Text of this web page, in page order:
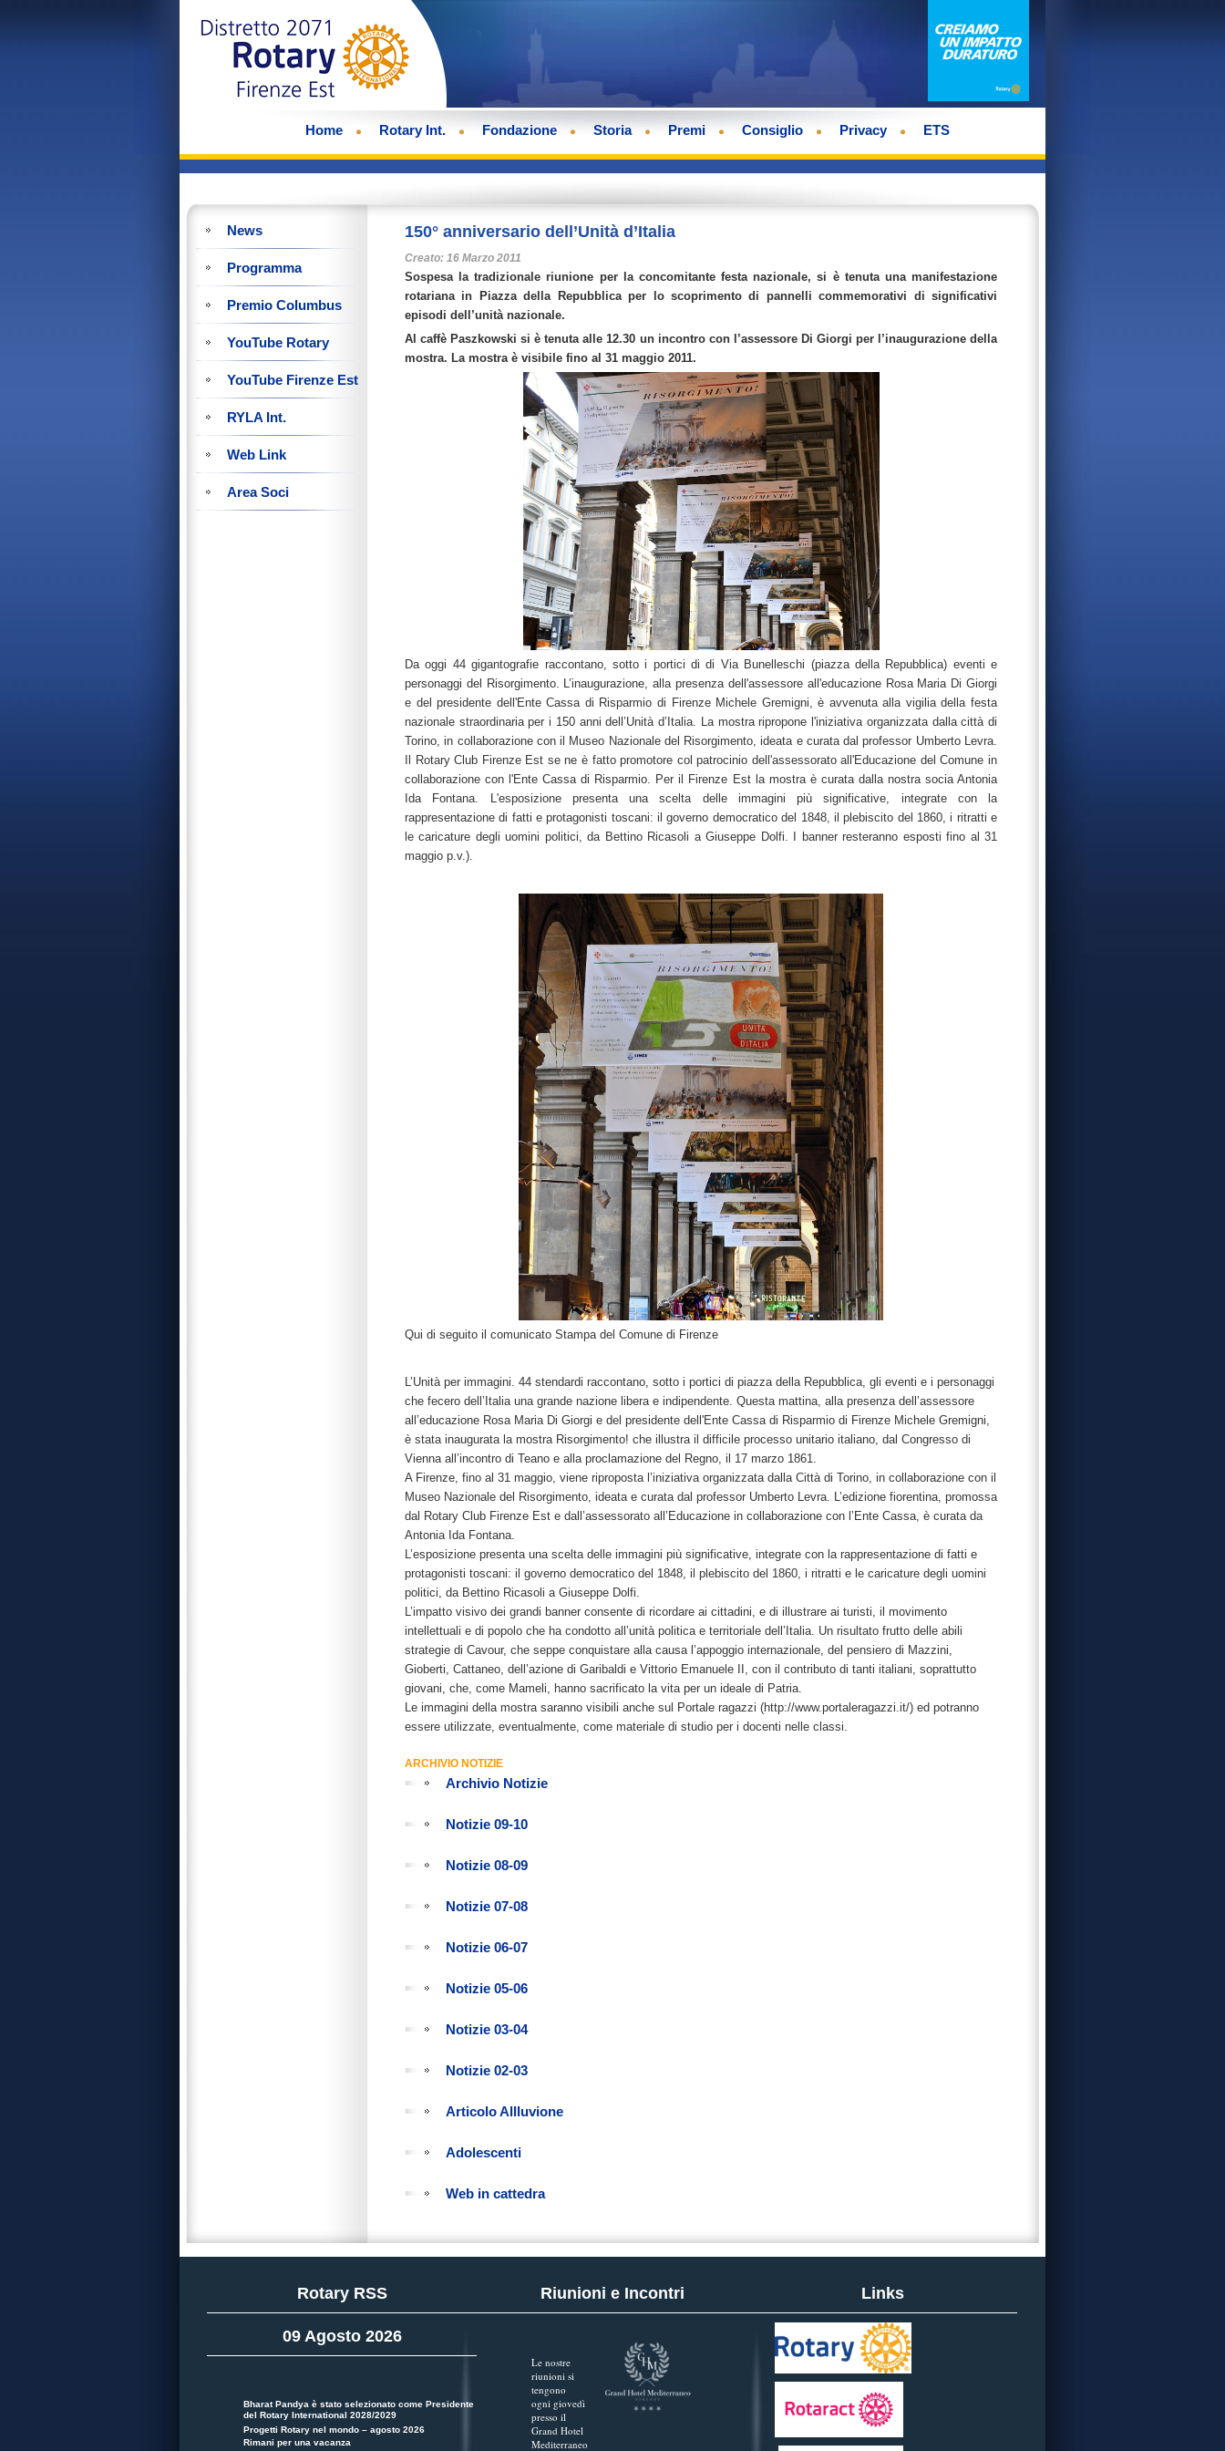
Home Rotary Int. Fondazione Storia Premi Consiglio Privacy ETS
News
Programma
Premio Columbus
YouTube Rotary
YouTube Firenze Est
RYLA Int.
Web Link
Area Soci
150° anniversario dell’Unità d’Italia
Creato: 16 Marzo 2011
Sospesa la tradizionale riunione per la concomitante festa nazionale, si è tenuta una manifestazione
rotariana in Piazza della Repubblica per lo scoprimento di pannelli commemorativi di significativi
episodi dell’unità nazionale.
Al caffè Paszkowski si è tenuta alle 12.30 un incontro con l’assessore Di Giorgi per l’inaugurazione della
mostra. La mostra è visibile fino al 31 maggio 2011.
Da oggi 44 gigantografie raccontano, sotto i portici di di Via Bunelleschi (piazza della Repubblica) eventi e
personaggi del Risorgimento. L’inaugurazione, alla presenza dell'assessore all'educazione Rosa Maria Di Giorgi
e del presidente dell'Ente Cassa di Risparmio di Firenze Michele Gremigni, è avvenuta alla vigilia della festa
nazionale straordinaria per i 150 anni dell’Unità d’Italia. La mostra ripropone l'iniziativa organizzata dalla città di
Torino, in collaborazione con il Museo Nazionale del Risorgimento, ideata e curata dal professor Umberto Levra.
Il Rotary Club Firenze Est se ne è fatto promotore col patrocinio dell'assessorato all'Educazione del Comune in
collaborazione con l'Ente Cassa di Risparmio. Per il Firenze Est la mostra è curata dalla nostra socia Antonia
Ida Fontana. L'esposizione presenta una scelta delle immagini più significative, integrate con la
rappresentazione di fatti e protagonisti toscani: il governo democratico del 1848, il plebiscito del 1860, i ritratti e
le caricature degli uomini politici, da Bettino Ricasoli a Giuseppe Dolfi. I banner resteranno esposti fino al 31
maggio p.v.).
Qui di seguito il comunicato Stampa del Comune di Firenze
L’Unità per immagini. 44 stendardi raccontano, sotto i portici di piazza della Repubblica, gli eventi e i personaggi
che fecero dell’Italia una grande nazione libera e indipendente. Questa mattina, alla presenza dell’assessore
all’educazione Rosa Maria Di Giorgi e del presidente dell'Ente Cassa di Risparmio di Firenze Michele Gremigni,
è stata inaugurata la mostra Risorgimento! che illustra il difficile processo unitario italiano, dal Congresso di
Vienna all’incontro di Teano e alla proclamazione del Regno, il 17 marzo 1861.
A Firenze, fino al 31 maggio, viene riproposta l’iniziativa organizzata dalla Città di Torino, in collaborazione con il
Museo Nazionale del Risorgimento, ideata e curata dal professor Umberto Levra. L’edizione fiorentina, promossa
dal Rotary Club Firenze Est e dall’assessorato all’Educazione in collaborazione con l’Ente Cassa, è curata da
Antonia Ida Fontana.
L’esposizione presenta una scelta delle immagini più significative, integrate con la rappresentazione di fatti e
protagonisti toscani: il governo democratico del 1848, il plebiscito del 1860, i ritratti e le caricature degli uomini
politici, da Bettino Ricasoli a Giuseppe Dolfi.
L’impatto visivo dei grandi banner consente di ricordare ai cittadini, e di illustrare ai turisti, il movimento
intellettuali e di popolo che ha condotto all’unità politica e territoriale dell’Italia. Un risultato frutto delle abili
strategie di Cavour, che seppe conquistare alla causa l’appoggio internazionale, del pensiero di Mazzini,
Gioberti, Cattaneo, dell’azione di Garibaldi e Vittorio Emanuele II, con il contributo di tanti italiani, soprattutto
giovani, che, come Mameli, hanno sacrificato la vita per un ideale di Patria.
Le immagini della mostra saranno visibili anche sul Portale ragazzi (http://www.portaleragazzi.it/) ed potranno
essere utilizzate, eventualmente, come materiale di studio per i docenti nelle classi.
ARCHIVIO NOTIZIE
Archivio Notizie
Notizie 09-10
Notizie 08-09
Notizie 07-08
Notizie 06-07
Notizie 05-06
Notizie 03-04
Notizie 02-03
Articolo Allluvione
Adolescenti
Web in cattedra
Rotary RSS
09 Agosto 2026
Bharat Pandya è stato selezionato come Presidente
del Rotary International 2028/2029
Progetti Rotary nel mondo – agosto 2026
Rimani per una vacanza
Riunioni e Incontri
Le nostre
riunioni si
tengono
ogni giovedì
presso il
Grand Hotel
Mediterraneo
Links